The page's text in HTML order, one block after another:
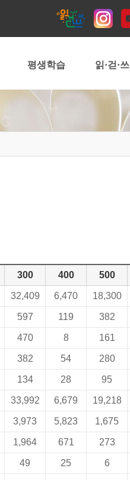
평생학습 읽·걷·쓰
300 400 500
32,409 6,470 18,300
597 119 382
470 8 161
382 54 280
134 28 95
33,992 6,679 19,218
3,973 5,823 1,675
1,964 671 273
49 25 6